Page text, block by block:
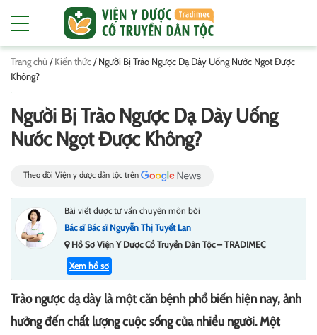
Trang chủ /Kiến thức/Người Bị Trào Ngược Dạ Dày Uống Nước Ngọt Được
Không?
Người Bị Trào Ngược Dạ Dày Uống
Nước Ngọt Được Không?
Theo dõi Viện y dược dân tộc trên
Bài viết được tư vấn chuyên môn bởi
Bác sĩ Bác sĩ Nguyễn Thị Tuyết Lan
Hồ Sơ Viện Y Dược Cổ Truyền Dân Tộc – TRADIMEC
Xem hồ sơ
Trào ngược dạ dày là một căn bệnh phổ biến hiện nay, ảnh
hưởng đến chất lượng cuộc sống của nhiều người. Một